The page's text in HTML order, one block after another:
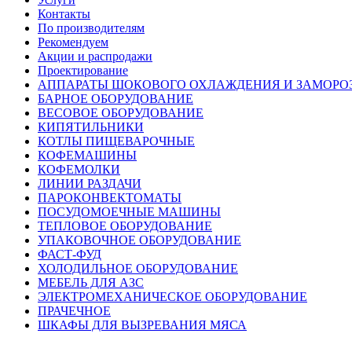
Контакты
По производителям
Рекомендуем
Акции и распродажи
Проектирование
АППАРАТЫ ШОКОВОГО ОХЛАЖДЕНИЯ И
БАРНОЕ ОБОРУДОВАНИЕ
ВЕСОВОЕ ОБОРУДОВАНИЕ
КИПЯТИЛЬНИКИ
КОТЛЫ ПИЩЕВАРОЧНЫЕ
КОФЕМАШИНЫ
КОФЕМОЛКИ
ЛИНИИ РАЗДАЧИ
ПАРОКОНВЕКТОМАТЫ
ПОСУДОМОЕЧНЫЕ МАШИНЫ
ТЕПЛОВОЕ ОБОРУДОВАНИЕ
УПАКОВОЧНОЕ ОБОРУДОВАНИЕ
ФАСТ-ФУД
ХОЛОДИЛЬНОЕ ОБОРУДОВАНИЕ
МЕБЕЛЬ ДЛЯ АЗС
ЭЛЕКТРОМЕХАНИЧЕСКОЕ ОБОРУДОВАНИЕ
ПРАЧЕЧНОЕ
ШКАФЫ ДЛЯ ВЫЗРЕВАНИЯ МЯСА